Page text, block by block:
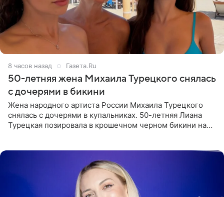
8 часов назад Газета.Ru
50-летняя жена Михаила Турецкого снялась
с дочерями в бикини
Жена народного артиста России Михаила Турецкого
снялась с дочерями в купальниках. 50-летняя Лиана
Турецкая позировала в крошечном черном бикини на